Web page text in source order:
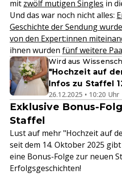
mit zwölf mutigen Singles in
Und das war noch nicht alles:
Geschichte der Sendung
von den Expert:innen
ihnen wurden fünf weitere
Wird aus
"Hochzeit auf
Infos zu Staffel
26.12.2025 • 10:20 Uhr
Exklusive Bonus-
Staffel
Lust auf mehr "Hochzeit auf
seit dem 14. Oktober 2025
eine Bonus-Folge zur neuen
Erfolgsgeschichten!